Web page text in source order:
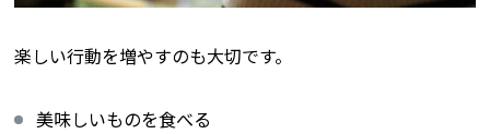
楽しい行動を増やすのも大切です。
美味しいものを食べる